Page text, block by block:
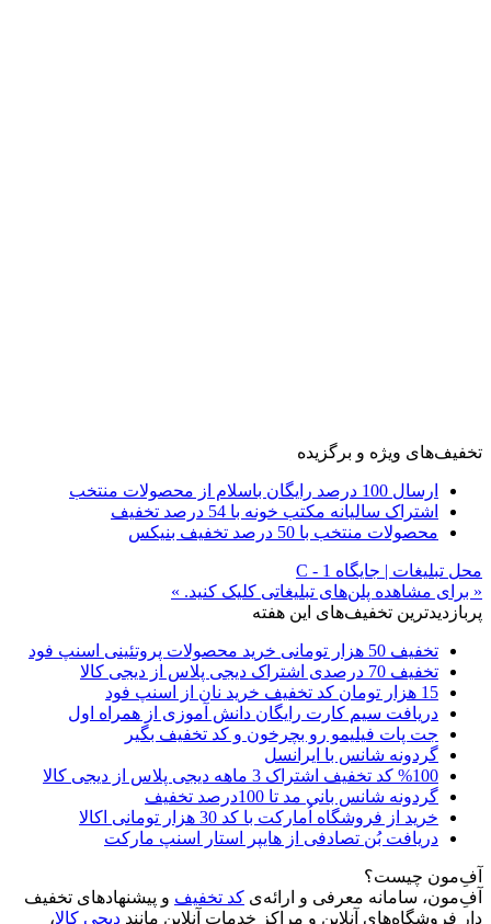
تخفیف‌های ویژه و برگزیده
ارسال 100 درصد رایگان باسلام از محصولات منتخب
اشتراک سالیانه مکتب خونه با 54 درصد تخفیف
محصولات منتخب با 50 درصد تخفیف بنیکس
محل تبلیغات | جایگاه C - 1
« برای مشاهده پلن‌های تبلیغاتی کلیک کنید. »
پربازدیدترین تخفیف‌های این هفته
تخفیف 50 هزار تومانی خرید محصولات پروتئینی اسنپ فود
تخفیف 70 درصدی اشتراک دیجی پلاس از دیجی کالا
15 هزار تومان کد تخفیف خرید نان از اسنپ فود
دریافت سیم کارت رایگان دانش آموزی از همراه اول
جت پات فیلیمو رو بچرخون و کد تخفیف بگیر
گردونه شانس با ایرانسل
%100 کد تخفیف اشتراک 3 ماهه دیجی پلاس از دیجی کالا
گردونه شانس بانی مد تا 100درصد تخفیف
خرید از فروشگاه اُمارکت با کد 30 هزار تومانی اکالا
دریافت بُن تصادفی از هایپر استار اسنپ مارکت
آفِ‌مون چیست؟
آفِ‌مون، سامانه معرفی و ارائه‌ی کد تخفیف و پیشنهادهای تخفیف
دار فروشگاه‌های آنلاین و مراکز خدمات آنلاین مانند دیجی کالا،